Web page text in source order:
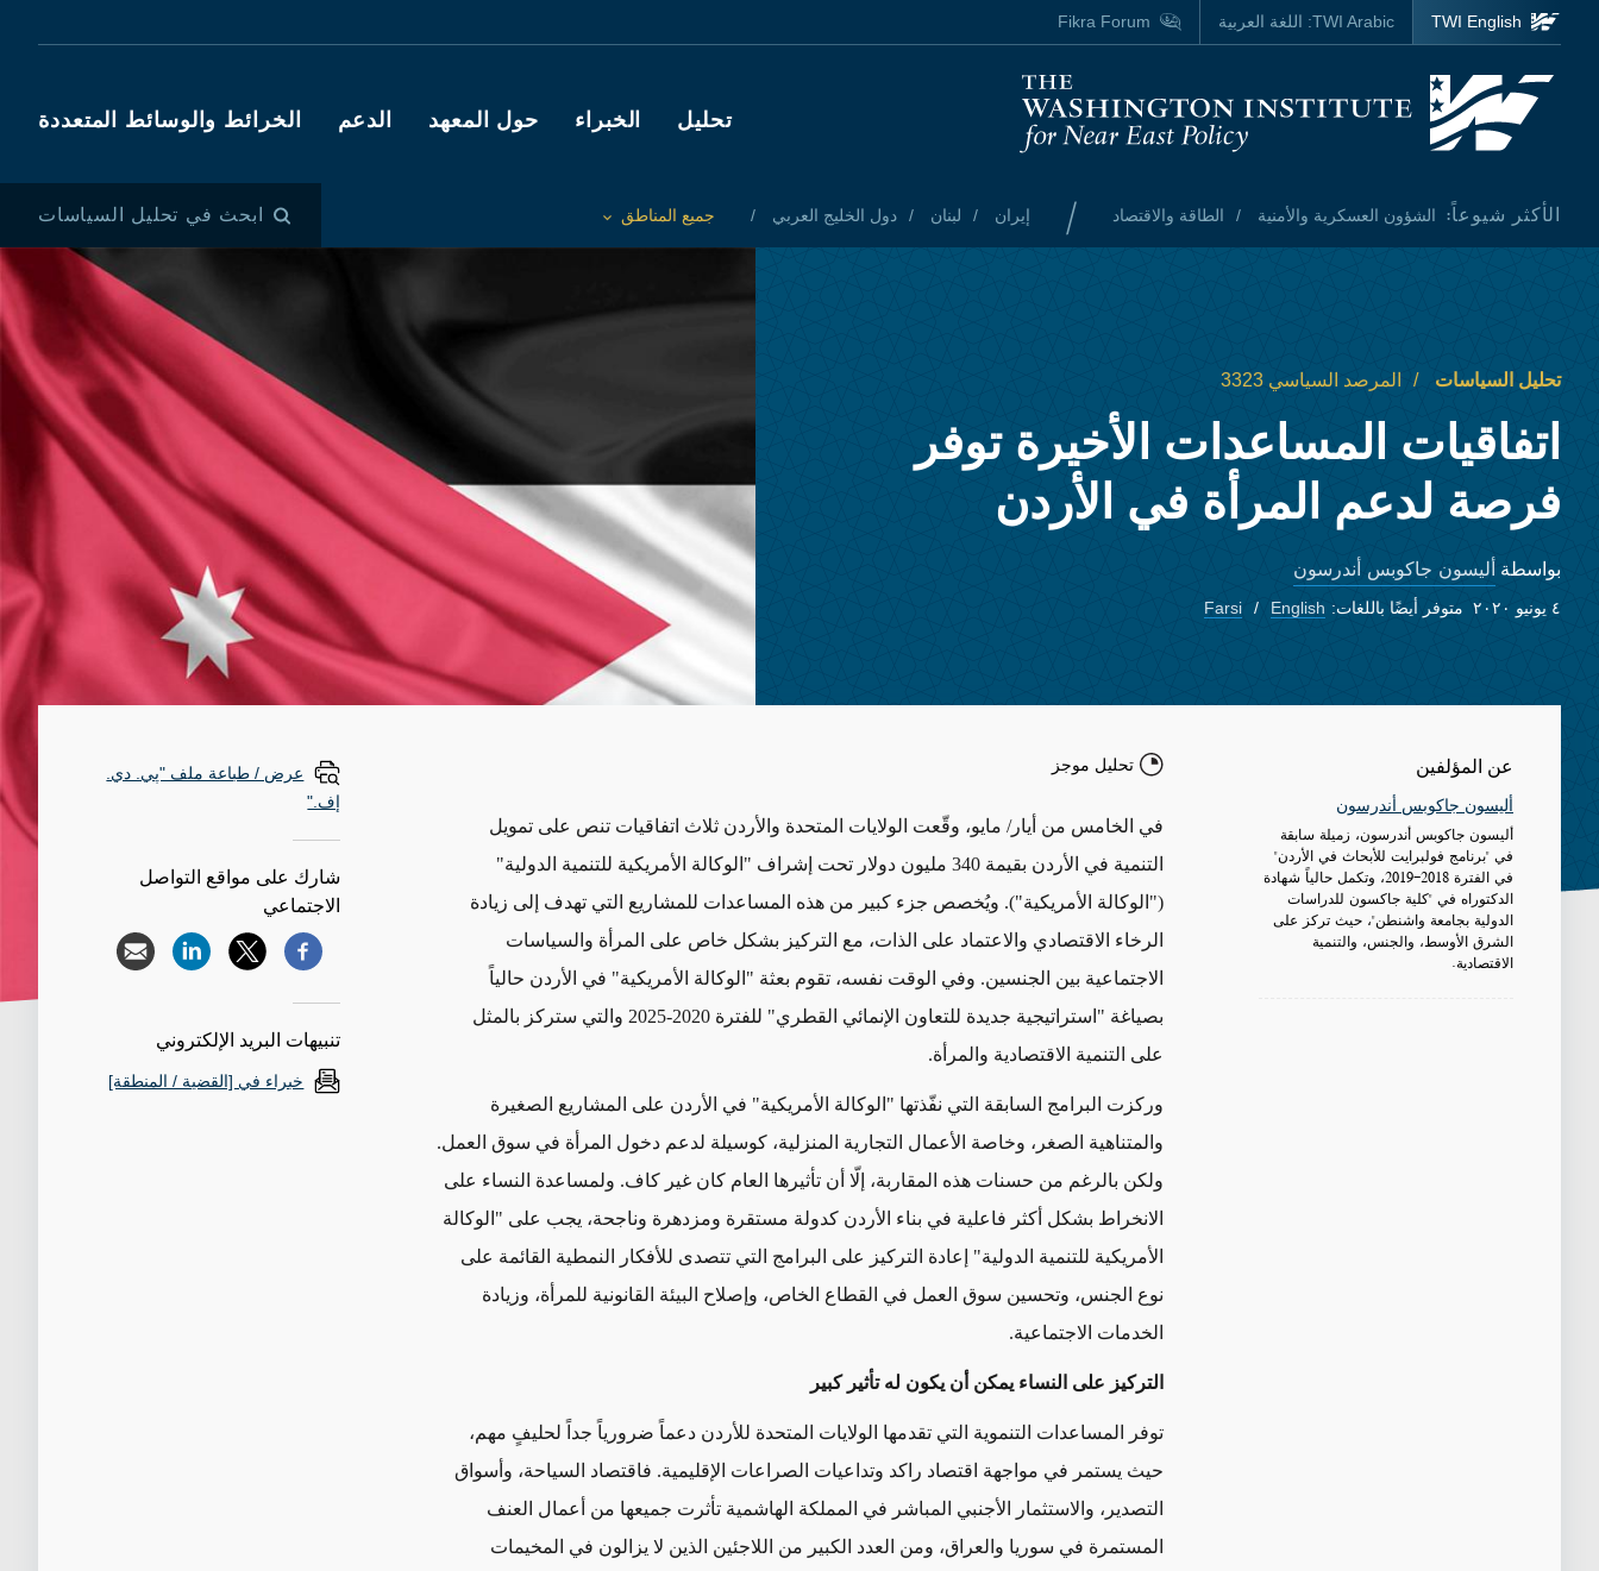
Skip to main content
Homepage
Main navigation
تحليل الخبراء حول المعهد الدعم الخرائط والوسائط المتعددة
الأكثر شيوعاً: الشؤون العسكرية والأمنية الطاقة والاقتصاد / إيران لبنان دول الخليج العربي
Toggle List of
جميع المناطق ابحث في تحليل السياسات
TWI English
TWI Arabic: اللغة العربية Fikra Forum
تحليل السياسات المرصد السياسي 3323
اتفاقيات المساعدات الأخيرة توفر
فرصة لدعم المرأة في الأردن
بواسطة أليسون جاكوبس أندرسون
٤ يونيو ٢٠٢٠ متوفر أيضًا باللغات: English
Farsi
عن المؤلفين
أليسون جاكوبس أندرسون
أليسون جاكوبس أندرسون، زميلة سابقة
في "برنامج فولبرايت للأبحاث في الأردن"
في الفترة 2018-2019، وتكمل حالياً شهادة
الدكتوراه في "كلية جاكسون للدراسات
الدولية بجامعة واشنطن"، حيث تركز على
الشرق الأوسط، والجنس، والتنمية
الاقتصادية.
تحليل موجز
في الخامس من أيار/ مايو، وقّعت الولايات المتحدة والأردن ثلاث اتفاقيات تنص على تمويل
التنمية في الأردن بقيمة 340 مليون دولار تحت إشراف "الوكالة الأمريكية للتنمية الدولية"
("الوكالة الأمريكية"). ويُخصص جزء كبير من هذه المساعدات للمشاريع التي تهدف إلى زيادة
الرخاء الاقتصادي والاعتماد على الذات، مع التركيز بشكل خاص على المرأة والسياسات
الاجتماعية بين الجنسين. وفي الوقت نفسه، تقوم بعثة "الوكالة الأمريكية" في الأردن حالياً
بصياغة "استراتيجية جديدة للتعاون الإنمائي القطري" للفترة 2020-2025 والتي ستركز بالمثل
على التنمية الاقتصادية والمرأة.
وركزت البرامج السابقة التي نفّذتها "الوكالة الأمريكية" في الأردن على المشاريع الصغيرة
والمتناهية الصغر، وخاصة الأعمال التجارية المنزلية، كوسيلة لدعم دخول المرأة في سوق العمل.
ولكن بالرغم من حسنات هذه المقاربة، إلّا أن تأثيرها العام كان غير كاف. ولمساعدة النساء على
الانخراط بشكل أكثر فاعلية في بناء الأردن كدولة مستقرة ومزدهرة وناجحة، يجب على "الوكالة
الأمريكية للتنمية الدولية" إعادة التركيز على البرامج التي تتصدى للأفكار النمطية القائمة على
نوع الجنس، وتحسين سوق العمل في القطاع الخاص، وإصلاح البيئة القانونية للمرأة، وزيادة
الخدمات الاجتماعية.
التركيز على النساء يمكن أن يكون له تأثير كبير
توفر المساعدات التنموية التي تقدمها الولايات المتحدة للأردن دعماً ضرورياً جداً لحليفٍ مهم،
حيث يستمر في مواجهة اقتصاد راكد وتداعيات الصراعات الإقليمية. فاقتصاد السياحة، وأسواق
التصدير، والاستثمار الأجنبي المباشر في المملكة الهاشمية تأثرت جميعها من أعمال العنف
المستمرة في سوريا والعراق، ومن العدد الكبير من اللاجئين الذين لا يزالون في المخيمات
عرض / طباعة ملف "پي. دي.
إف."
شارك على مواقع التواصل
الاجتماعي
تنبيهات البريد الإلكتروني
خبراء في [القضية / المنطقة]